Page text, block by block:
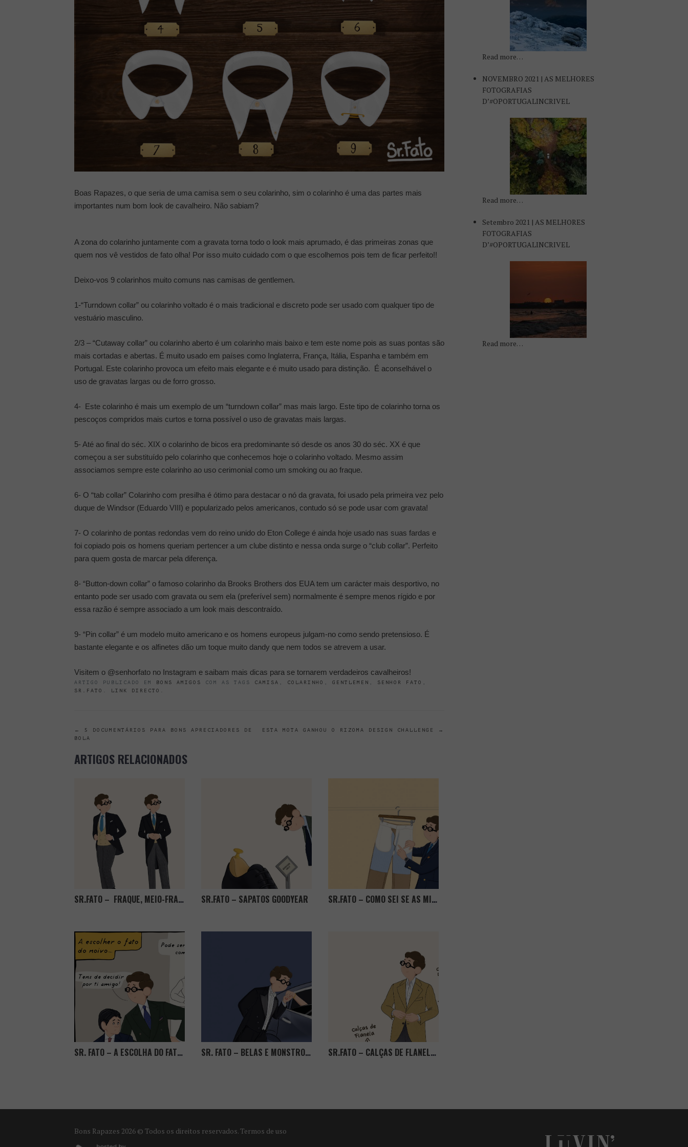
Boas Rapazes, o que seria de uma camisa sem o seu colarinho, sim o colarinho é uma das partes mais
importantes num bom look de cavalheiro. Não sabiam?
A zona do colarinho juntamente com a gravata torna todo o look mais aprumado, é das primeiras zonas que
quem nos vê vestidos de fato olha! Por isso muito cuidado com o que escolhemos pois tem de ficar perfeito!!
Deixo-vos 9 colarinhos muito comuns nas camisas de gentlemen.
1-“Turndown collar” ou colarinho voltado é o mais tradicional e discreto pode ser usado com qualquer tipo de
vestuário masculino.
2/3 – “Cutaway collar” ou colarinho aberto é um colarinho mais baixo e tem este nome pois as suas pontas são
mais cortadas e abertas. É muito usado em países como Inglaterra, França, Itália, Espanha e também em
Portugal. Este colarinho provoca um efeito mais elegante e é muito usado para distinção. É aconselhável o
uso de gravatas largas ou de forro grosso.
4- Este colarinho é mais um exemplo de um “turndown collar” mas mais largo. Este tipo de colarinho torna os
pescoços compridos mais curtos e torna possível o uso de gravatas mais largas.
5- Até ao final do séc. XIX o colarinho de bicos era predominante só desde os anos 30 do séc. XX é que
começou a ser substituído pelo colarinho que conhecemos hoje o colarinho voltado. Mesmo assim
associamos sempre este colarinho ao uso cerimonial como um smoking ou ao fraque.
6- O “tab collar” Colarinho com presilha é ótimo para destacar o nó da gravata, foi usado pela primeira vez pelo
duque de Windsor (Eduardo VIII) e popularizado pelos americanos, contudo só se pode usar com gravata!
7- O colarinho de pontas redondas vem do reino unido do Eton College é ainda hoje usado nas suas fardas e
foi copiado pois os homens queriam pertencer a um clube distinto e nessa onda surge o “club collar”. Perfeito
para quem gosta de marcar pela diferença.
8- “Button-down collar” o famoso colarinho da Brooks Brothers dos EUA tem um carácter mais desportivo, no
entanto pode ser usado com gravata ou sem ela (preferível sem) normalmente é sempre menos rígido e por
essa razão é sempre associado a um look mais descontraído.
9- “Pin collar” é um modelo muito americano e os homens europeus julgam-no como sendo pretensioso. É
bastante elegante e os alfinetes dão um toque muito dandy que nem todos se atrevem a usar.
Visitem o @senhorfato no Instagram e saibam mais dicas para se tornarem verdadeiros cavalheiros!
ARTIGO PUBLICADO EM BONS AMIGOS COM AS TAGS CAMISA COLARINHO GENTLEMEN SENHOR FATO
SR.FATO
LINK DIRECTO
POST
NAVIGATION
←
5 DOCUMENTÁRIOS PARA BONS APRECIADORES DE
BOLA
ESTA MOTA GANHOU O RIZOMA DESIGN CHALLENGE →
ARTIGOS RELACIONADOS
SR.FATO – FRAQUE, MEIO-FRAQUE, MINI-FRAQUE? EM QUE FICAMOS? SR.FATO – SAPATOS GOODYEAR SR.FATO – COMO SEI SE AS MINHAS CALÇAS SÃO DE QUALIDADE?
SR. FATO – A ESCOLHA DO FATO DO NOIVO! SR. FATO – BELAS E MONSTROS OU BELAS E CAVALHEIROS? CADA UM SABE DE SI! SR.FATO – CALÇAS DE FLANELA, PODEM NÃO REINAR, MAS NÃO PODEM FALTAR!
Read more…
NOVEMBRO 2021 | AS MELHORES
FOTOGRAFIAS
D’#OPORTUGALINCRIVEL
Read more…
Setembro 2021 | AS MELHORES
FOTOGRAFIAS
D’#OPORTUGALINCRIVEL
Read more…
Bons Rapazes 2026 © Todos os direitos reservados.Termos de uso